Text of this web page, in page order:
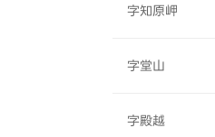
字知原岬
字堂山
字殿越